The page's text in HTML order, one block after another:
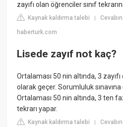
zayıfı olan öğrenciler sınıf
Kaynak kaldırma talebi |
haberturk.com
Lisede zayıf not kaç?
Ortalaması 50 nin altında, 3
olarak geçer. Sorumluluk
Ortalaması 50 nin altında, 3 ten
tekrarı yapar.
Kaynak kaldırma talebi |